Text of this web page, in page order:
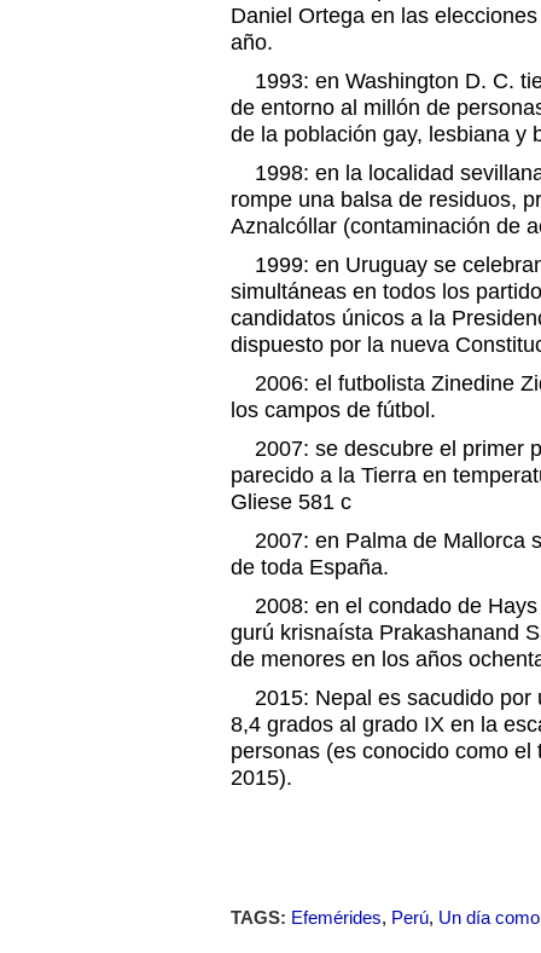
Daniel Ortega en las
año.
1993: en Washington D. C.
de entorno al millón de
de la población gay, lesbiana y
1998: en la localidad
rompe una balsa de residuos,
Aznalcóllar (contaminación de
1999: en Uruguay se
simultáneas en todos los
candidatos únicos a la
dispuesto por la nueva
2006: el futbolista Zinedine
los campos de fútbol.
2007: se descubre el primer
parecido a la Tierra en
Gliese 581 c
2007: en Palma de Mallorca
de toda España.
2008: en el condado de
gurú krisnaísta Prakashanand
de menores en los años
2015: Nepal es sacudido por
8,4 grados al grado IX en la
personas (es conocido como
2015).
TAGS: Efemérides, Perú, Un día